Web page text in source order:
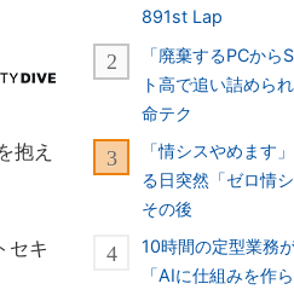
抱え
セキ
891st Lap
「廃棄するPCから
ト高で追い詰めら
命テク
「情シスやめま
る日突然「ゼロ情
その後
10時間の定型業務
「AIに仕組みを作